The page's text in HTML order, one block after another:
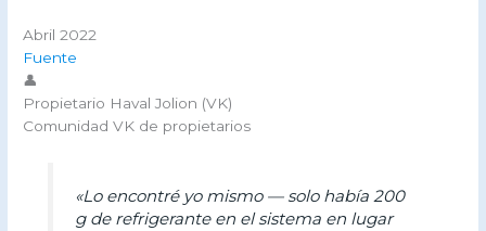
Abril 2022
Fuente
👤
Propietario Haval Jolion (VK)
Comunidad VK de propietarios
«Lo encontré yo mismo — solo había 200
g de refrigerante en el sistema en lugar